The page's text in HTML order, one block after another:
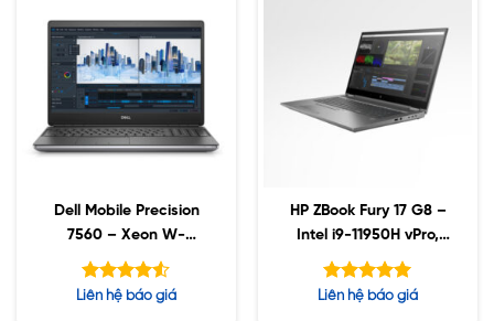
Dell Mobile Precision
7560 – Xeon W-
11955M / 96GB / 2TB
SSD / Nvida A4000
8GB / 15.6Fhd/ Win10
Được xếp
Liên hệ báo giá
HP ZBook Fury 17 G8 –
Intel i9-11950H vPro,
32GB, 1TB SSD, 2TB
HDD, Nvidia A4000
8GB, 17.3″ UHD, Win10
Được xếp
Liên hệ báo giá